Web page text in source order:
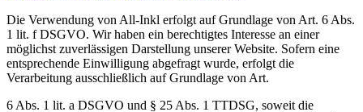
Die Verwendung von All-Inkl erfolgt auf Grundlage von Art. 6 Abs.
1 lit. f DSGVO. Wir haben ein berechtigtes Interesse an einer
möglichst zuverlässigen Darstellung unserer Website. Sofern eine
entsprechende Einwilligung abgefragt wurde, erfolgt die
Verarbeitung ausschließlich auf Grundlage von Art.
6 Abs. 1 lit. a DSGVO und § 25 Abs. 1 TTDSG, soweit die